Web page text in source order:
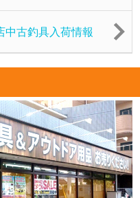
中古釣具入荷情報